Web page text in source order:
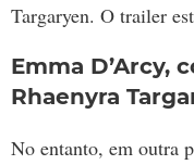
Targaryen. O trailer
Emma D’Arcy,
Rhaenyra
No entanto, em outra